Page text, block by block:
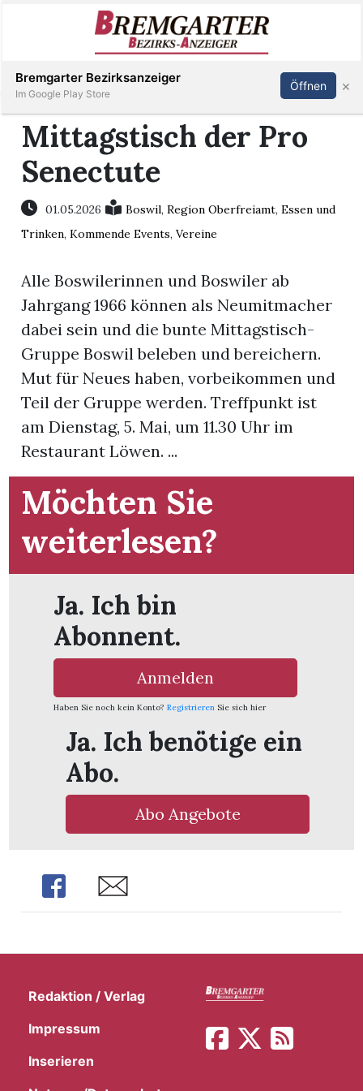
Immobilien
Veranstaltungen
E-
Newsletter
App
Bremgarten
Inserieren Abonnieren Anmelden
Mittagstisch der Pro
Senectute
01.05.2026 Boswil,Region Oberfreiamt,Essen und
Trinken,Kommende Events,Vereine
Alle Boswilerinnen und Boswiler ab
Jahrgang 1966 können als Neumitmacher
dabei sein und die bunte Mittagstisch-
Gruppe Boswil beleben und bereichern.
Mut für Neues haben, vorbeikommen und
Teil der Gruppe werden. Treffpunkt ist
am Dienstag, 5. Mai, um 11.30 Uhr im
Restaurant Löwen. ...
Möchten Sie
weiterlesen?
Ja. Ich bin
Abonnent.
Anmelden
Haben Sie noch kein Konto? Registrieren Sie sich hier
Ja. Ich benötige ein
Abo.
Abo Angebote
Share Share
Redaktion / Verlag
Impressum
Inserieren
Bremgarter Bezirksanzeiger
Im Google Play Store
Öffnen ×